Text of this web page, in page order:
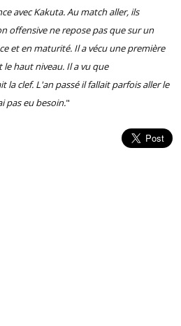
avec Kakuta. Au match aller, ils
offensive ne repose pas que sur un
et en maturité. Il a vécu une première
haut niveau. Il a vu que
clef. L'an passé il fallait parfois aller le
pas eu besoin."